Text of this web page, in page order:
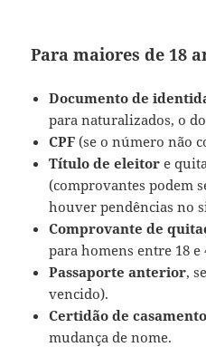
Para maiores de 18
Documento de
para naturalizados, o
CPF (se o número não
Título de eleitor e
(comprovantes podem
houver pendências no
Comprovante de
para homens entre 18 e
Passaporte anterior,
vencido).
Certidão de
mudança de nome.